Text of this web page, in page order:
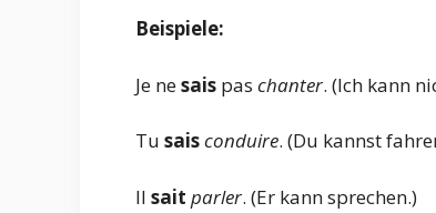
Beispiele:
Je nesais pas chanter. (Ich kann
Tu saisconduire. (Du kannst
Il sait parler. (Er kann sprechen.)